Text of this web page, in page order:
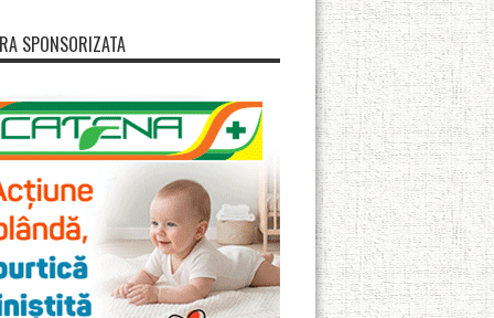
SPONSORIZATA